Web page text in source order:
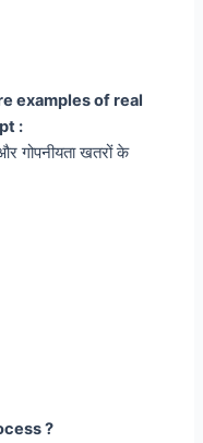
examples of real
:
गोपनीयता खतरों के
?